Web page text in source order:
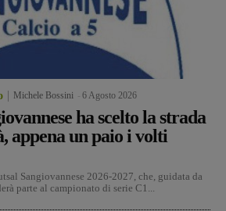
Michele Bossini 6 Agosto 2026
ha scelto la strada
appena un paio i volti
Sangiovannese 2026-2027, che, guidata da
parte al campionato di serie C1...